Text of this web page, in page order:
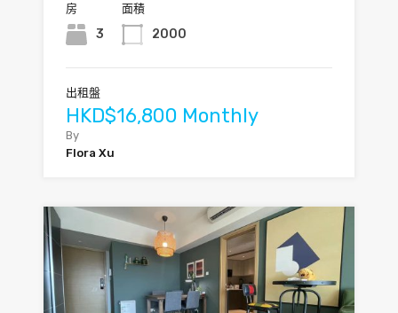
房
3
面積
2000
出租盤
HKD$16,800 Monthly
By
Flora Xu